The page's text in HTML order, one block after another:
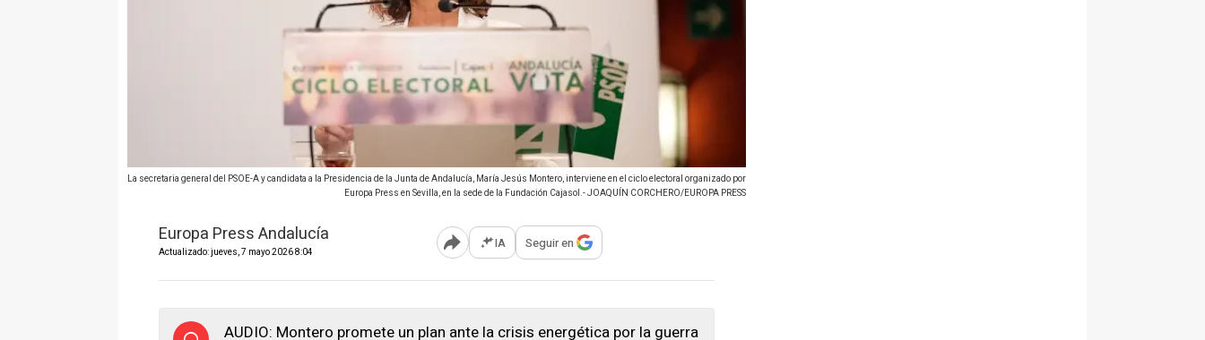
La secretaria general del PSOE-A y candidata a la Presidencia de la Junta de Andalucía, María Jesús Montero, interviene en el ciclo electoral organizado por
Europa Press en Sevilla, en la sede de la Fundación Cajasol.- JOAQUÍN CORCHERO/EUROPA PRESS
Europa Press Andalucía
Actualizado: jueves, 7 mayo 2026 8:04 Abrir opciones para compartir
IA Seguir en
AUDIO: Montero promete un plan ante la crisis energética por la guerra